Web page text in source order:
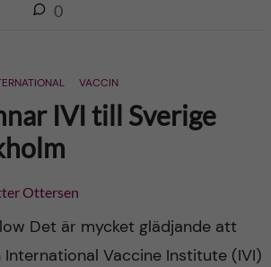
0
VACCIN
IVI till Sverige
Ottersen
Det är mycket glädjande att
Vaccine Institute (IVI)